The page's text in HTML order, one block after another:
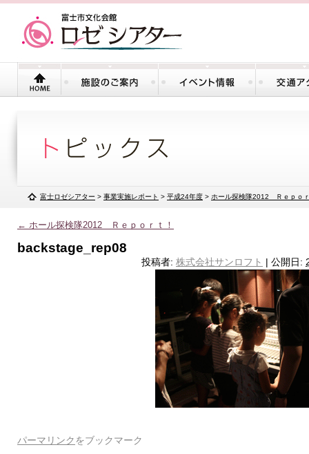
富士ロゼシアター > 事業実施レポート > 平成24年度 > ホール探検隊2012 Ｒｅｐｏ
← ホール探検隊2012 Ｒｅｐｏｒｔ！
backstage_rep08
投稿者: 株式会社サンロフト | 公開日:
パーマリンク をブックマーク